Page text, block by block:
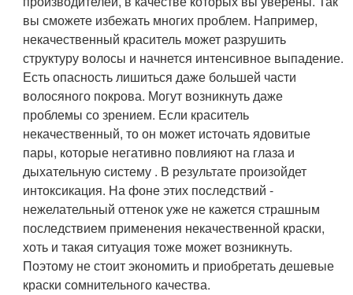
вы сможете избежать многих проблем. Например,
некачественный краситель может разрушить
структуру волосы и начнется интенсивное выпадение.
Есть опасность лишиться даже большей части
волосяного покрова. Могут возникнуть даже
проблемы со зрением. Если краситель
некачественный, то он может источать ядовитые
пары, которые негативно повлияют на глаза и
дыхательную систему . В результате произойдет
интоксикация. На фоне этих последствий -
нежелательный оттенок уже не кажется страшным
последствием применения некачественной краски,
хоть и такая ситуация тоже может возникнуть.
Поэтому не стоит экономить и приобретать дешевые
краски сомнительного качества.